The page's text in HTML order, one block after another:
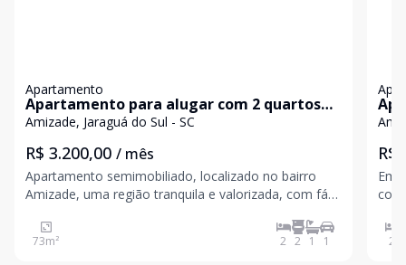
Apartamento
Apartamento para alugar com 2 quartos
no bairro Amizade em Jaraguá do Sul
Amizade, Jaraguá do Sul - SC
R$ 3.200,00 / mês
Apartamento semimobiliado, localizado no bairro
Amizade, uma região tranquila e valorizada, com fácil
imóvel: 1 suíte 1 dormitório Banheiro social Sala
Cozinha Área de serviço Sacada com churra
73m² 2 2 1 1
no
R$
Em
2